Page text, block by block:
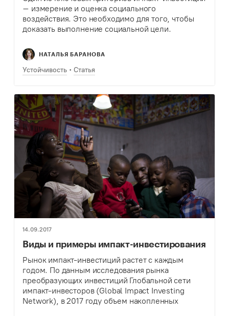
– измерение и оценка социального
воздействия. Это необходимо для того, чтобы
доказать выполнение социальной цели.
НАТАЛЬЯ БАРАНОВА
Устойчивость Статья
14.09.2017
Виды и примеры импакт-инвестирования
Рынок импакт-инвестиций растет с каждым
годом. По данным исследования рынка
преобразующих инвестиций Глобальной сети
импакт-инвесторов (Global Impact Investing
Network), в 2017 году объем накопленных